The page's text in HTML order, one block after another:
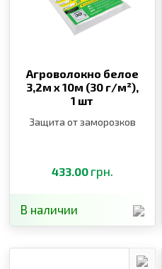
Агроволокно белое
3,2м х 10м (30 г/м²),
1 шт
Защита от заморозков
433.00 грн.
В наличии